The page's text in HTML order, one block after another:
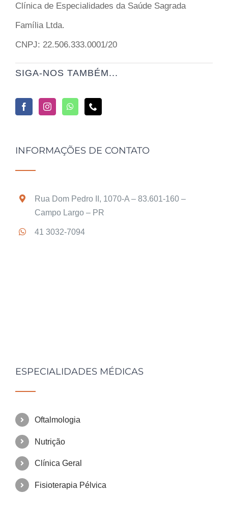
Clínica de Especialidades da Saúde Sagrada
Família Ltda.
CNPJ: 22.506.333.0001/20
SIGA-NOS TAMBÉM...
INFORMAÇÕES DE CONTATO
Rua Dom Pedro II, 1070-A – 83.601-160 –
Campo Largo – PR
41 3032-7094
ESPECIALIDADES MÉDICAS
Oftalmologia
Nutrição
Clínica Geral
Fisioterapia Pélvica